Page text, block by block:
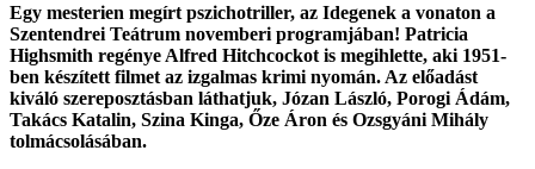
Egy mesterien megírt pszichotriller, az Idegenek a vonaton a
Szentendrei Teátrum novemberi programjában! Patricia
Highsmith regénye Alfred Hitchcockot is megihlette, aki 1951-
ben készített filmet az izgalmas krimi nyomán. Az előadást
kiváló szereposztásban láthatjuk, Józan László, Porogi Ádám,
Takács Katalin, Szina Kinga, Őze Áron és Ozsgyáni Mihály
tolmácsolásában.